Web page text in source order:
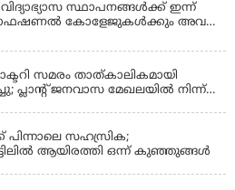
വിദ്യാഭ്യാസ സ്ഥാപനങ്ങൾക്ക് ഇന്ന്
കോളേജുകൾക്കും അവധി
സമരം താത്കാലികമായി
പ്ലാൻ്റ് ജനവാസ മേഖലയിൽ നിന്ന്
സഹസ്രിക;
ആയിരത്തി ഒന്ന് കുഞ്ഞുങ്ങള്‍